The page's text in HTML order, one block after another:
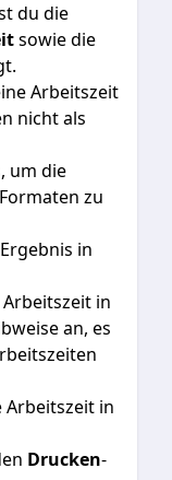
du die
sowie die
Arbeitszeit
nicht als
um die
zu
in
in
an, es
Arbeitszeit in
Drucken-